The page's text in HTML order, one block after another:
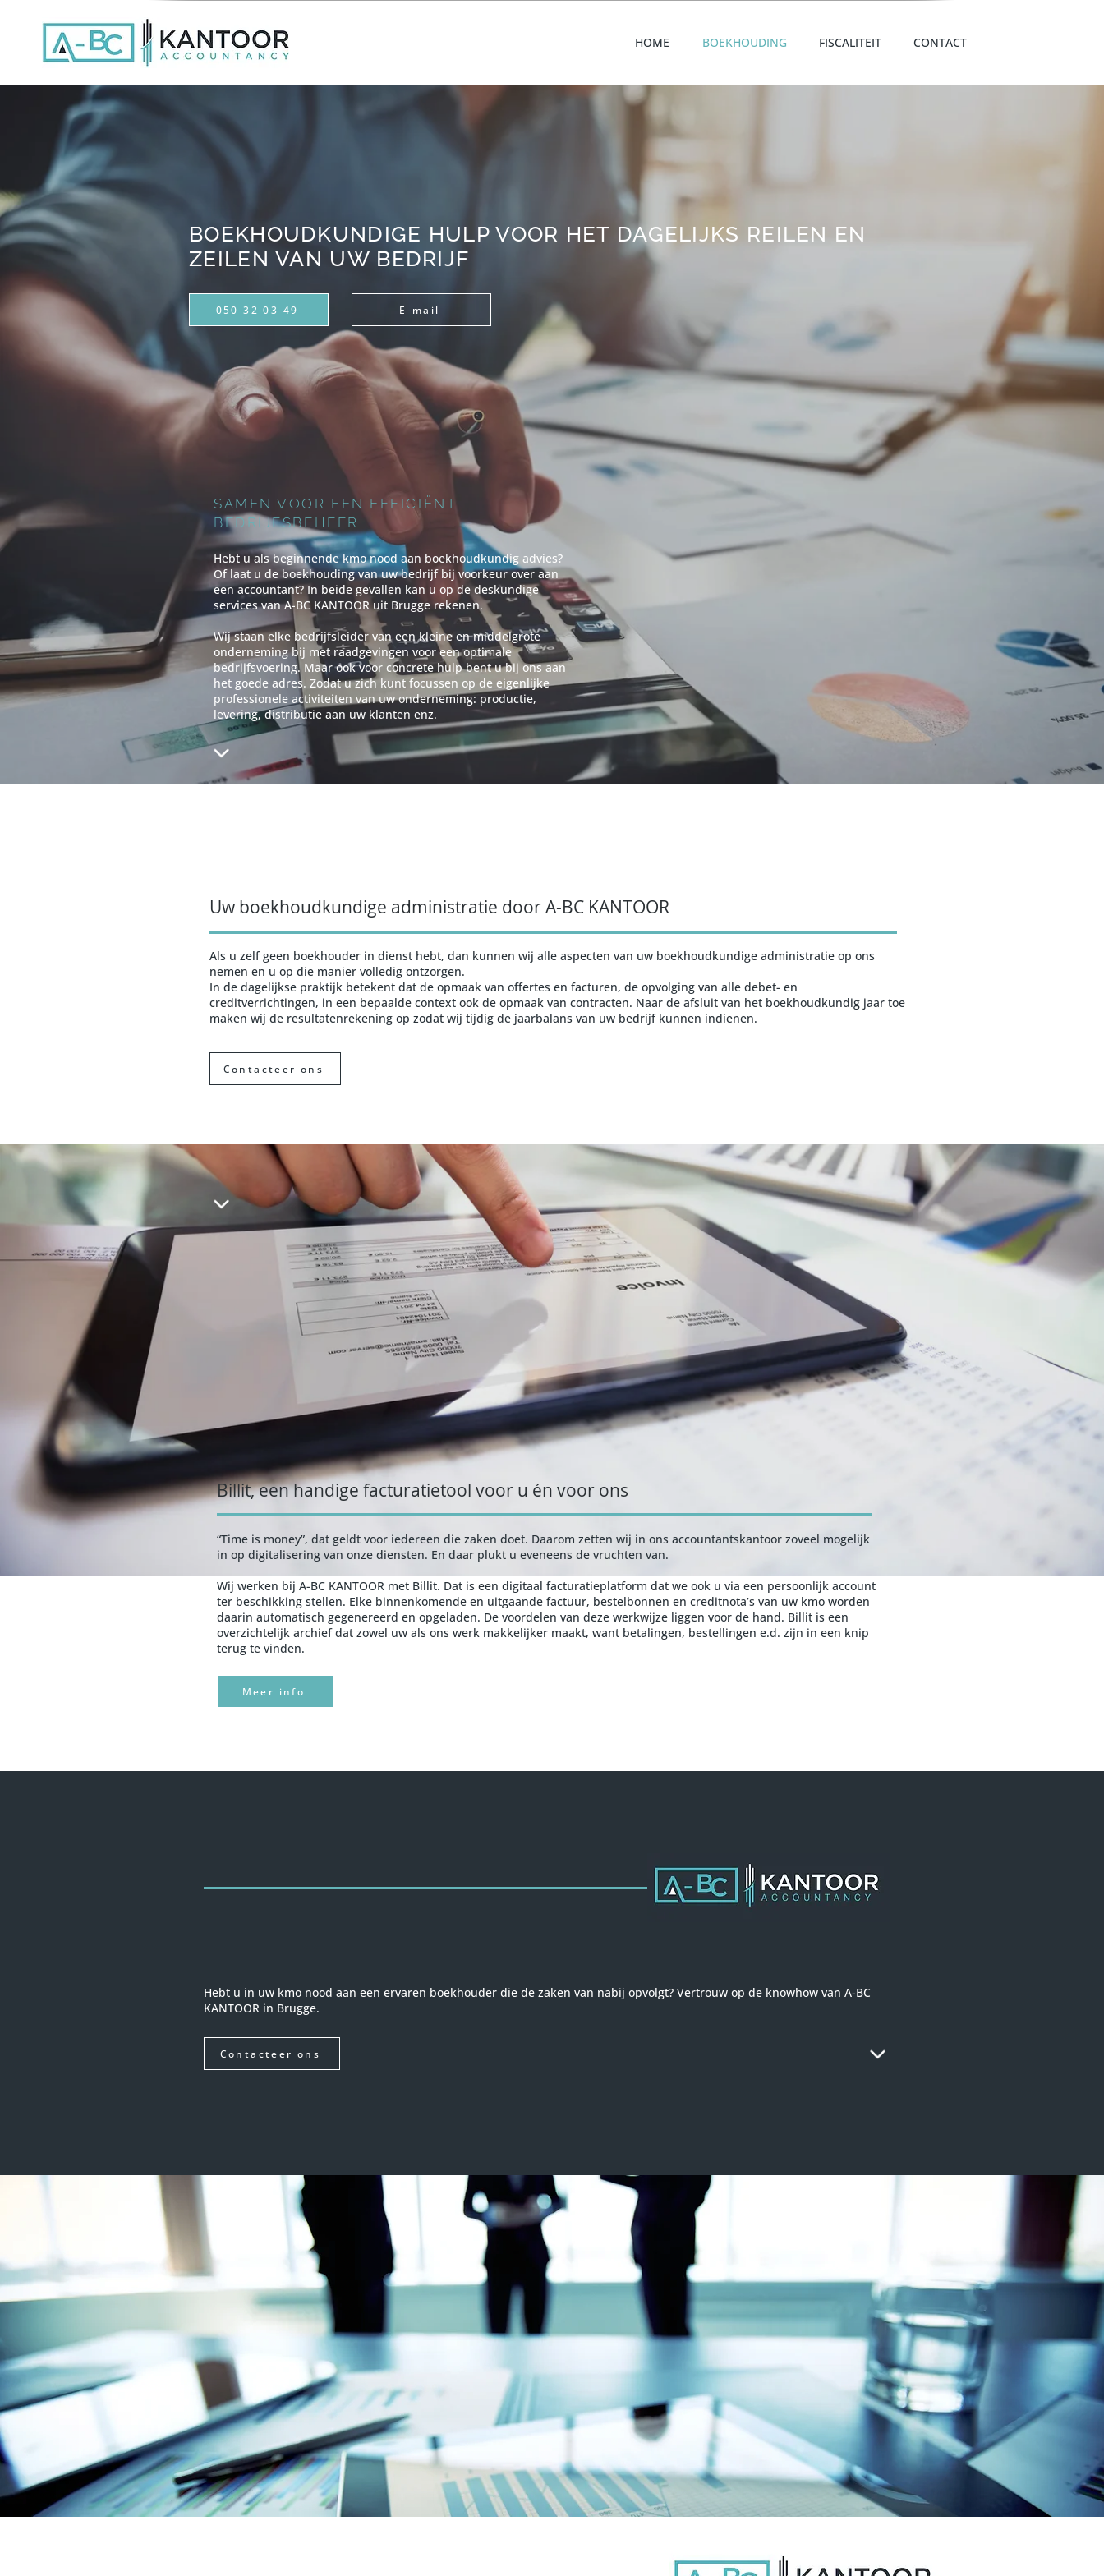
HOME BOEKHOUDING FISCALITEIT CONTACT
BOEKHOUDKUNDIGE HULP VOOR HET DAGELIJKS REILEN EN
ZEILEN VAN UW BEDRIJF
050 32 03 49 E-mail
SAMEN VOOR EEN EFFICIËNT
BEDRIJFSBEHEER
Hebt u als beginnende kmo nood aan boekhoudkundig advies?
Of laat u de boekhouding van uw bedrijf bij voorkeur over aan
een accountant? In beide gevallen kan u op de deskundige
services van A-BC KANTOOR uit Brugge rekenen.
Wij staan elke bedrijfsleider van een kleine en middelgrote
onderneming bij met raadgevingen voor een optimale
bedrijfsvoering. Maar ook voor concrete hulp bent u bij ons aan
het goede adres. Zodat u zich kunt focussen op de eigenlijke
professionele activiteiten van uw onderneming: productie,
levering, distributie aan uw klanten enz.
Uw boekhoudkundige administratie door A-BC KANTOOR
Als u zelf geen boekhouder in dienst hebt, dan kunnen wij alle aspecten van uw boekhoudkundige administratie op ons
nemen en u op die manier volledig ontzorgen.
In de dagelijkse praktijk betekent dat de opmaak van offertes en facturen, de opvolging van alle debet- en
creditverrichtingen, in een bepaalde context ook de opmaak van contracten. Naar de afsluit van het boekhoudkundig jaar toe
maken wij de resultatenrekening op zodat wij tijdig de jaarbalans van uw bedrijf kunnen indienen.
Contacteer ons
Billit, een handige facturatietool voor u én voor ons
“Time is money”, dat geldt voor iedereen die zaken doet. Daarom zetten wij in ons accountantskantoor zoveel mogelijk
in op digitalisering van onze diensten. En daar plukt u eveneens de vruchten van.
Wij werken bij A-BC KANTOOR met Billit. Dat is een digitaal facturatieplatform dat we ook u via een persoonlijk account
ter beschikking stellen. Elke binnenkomende en uitgaande factuur, bestelbonnen en creditnota’s van uw kmo worden
daarin automatisch gegenereerd en opgeladen. De voordelen van deze werkwijze liggen voor de hand. Billit is een
overzichtelijk archief dat zowel uw als ons werk makkelijker maakt, want betalingen, bestellingen e.d. zijn in een knip
terug te vinden.
Meer info
Hebt u in uw kmo nood aan een ervaren boekhouder die de zaken van nabij opvolgt? Vertrouw op de knowhow van A-BC
KANTOOR in Brugge.
Contacteer ons